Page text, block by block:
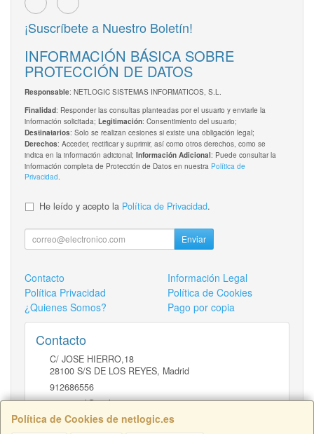
Política de Cookies de netlogic.es
¡Suscríbete a Nuestro Boletín!
INFORMACIÓN BÁSICA SOBRE
PROTECCIÓN DE DATOS
Responsable: NETLOGIC SISTEMAS INFORMATICOS, S.L.
Finalidad: Responder las consultas planteadas por el usuario y enviarle la
información solicitada; Legitimación: Consentimiento del usuario;
Destinatarios: Solo se realizan cesiones si existe una obligación legal;
Derechos: Acceder, rectificar y suprimir, así como otros derechos, como se
indica en la información adicional; Información Adicional: Puede consultar la
información completa de Protección de Datos en nuestra Política de
Privacidad
He leído y acepto la Política de Privacidad.
Enviar
Contacto
Información Legal
Política Privacidad
Política de Cookies
¿Quienes Somos?
Pago por copia
Contacto
C/ JOSE HIERRO,18
28100 S/S DE LOS REYES, Madrid
912686556
comercial@netlogic.es